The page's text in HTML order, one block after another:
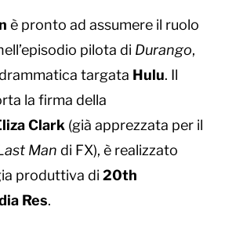
è pronto ad assumere il ruolo
pilota di Durango,
targata Hulu. Il
la firma della
Clark (già apprezzata per il
Man di FX), è realizzato
produttiva di 20th
Res.